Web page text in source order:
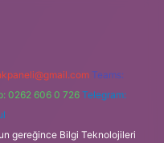
Teams:
0262 606 0 726 Telegram:
gereğince Bilgi Teknolojileri